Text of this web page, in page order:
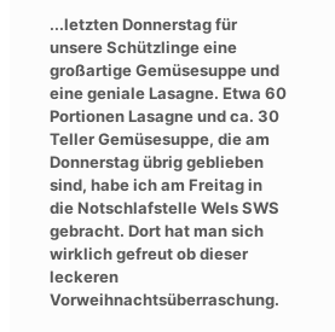
...letzten Donnerstag für
unsere Schützlinge eine
großartige Gemüsesuppe und
eine geniale Lasagne. Etwa 60
Portionen Lasagne und ca. 30
Teller Gemüsesuppe, die am
Donnerstag übrig geblieben
sind, habe ich am Freitag in
die Notschlafstelle Wels SWS
gebracht. Dort hat man sich
wirklich gefreut ob dieser
leckeren
Vorweihnachtsüberraschung.